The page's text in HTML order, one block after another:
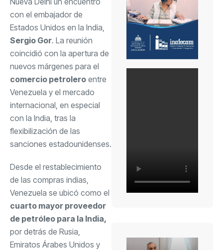
con el embajador de
Estados Unidos en la India,
Sergio Gor. La reunión
coincidió con la apertura de
nuevos márgenes para el
comercio petrolero entre
Venezuela y el mercado
internacional, en especial
con la India, tras la
flexibilización de las
sanciones estadounidenses.
Desde el restablecimiento
de las compras indias,
Venezuela se ubicó como el
cuarto mayor proveedor
de petróleo para la India,
por detrás de Rusia,
Emiratos Árabes Unidos y